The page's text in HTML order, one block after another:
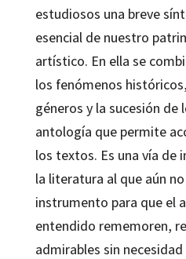
estudiosos una breve
esencial de nuestro
artístico. En ella se
los fenómenos
géneros y la sucesión de
antología que permite
los textos. Es una vía de
la literatura al que aún
instrumento para que el
entendido rememoren,
admirables sin